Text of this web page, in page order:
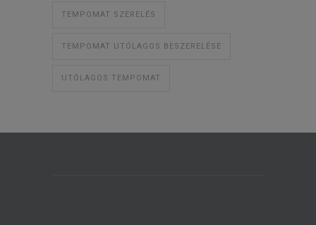
TEMPOMAT SZERELÉS
TEMPOMAT UTÓLAGOS BESZERELÉSE
UTÓLAGOS TEMPOMAT